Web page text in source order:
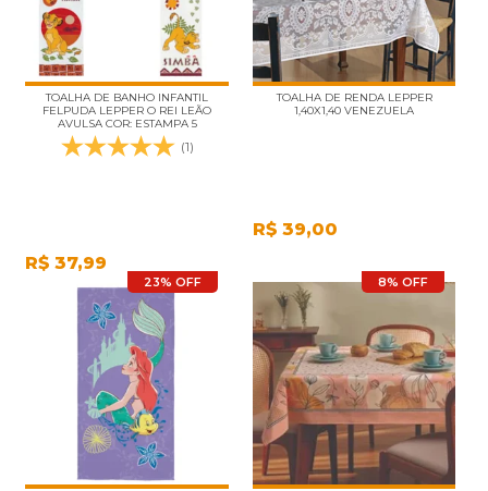
TOALHA DE BANHO INFANTIL
FELPUDA LEPPER O REI LEÃO
AVULSA COR: ESTAMPA 5
(1)
R$ 37,99
TOALHA DE RENDA LEPPER
1,40X1,40 VENEZUELA
R$ 39,00
23% OFF 8% OFF